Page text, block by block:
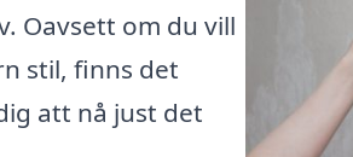
Oavsett om du vill
stil, finns det
att nå just det